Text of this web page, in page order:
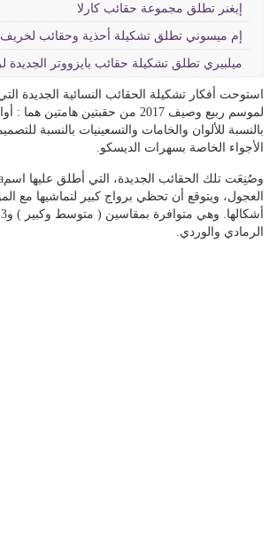
إيغنر تطلق مجموعة حقائب كارلا
إم ميسوني تطلق تشكيلة أحذية وحقائب لخريف
ميلبيري تطلق تشكيلة حقائب بايزووتر الجديدة لربيع
استوحت أفكار تشكيلة الحقائب النسائية الجديدة
لموسم ربيع وصيف 2017 من حقبتين هامتين
بالنسبة للألوان والخامات والتسعينيات بالنسبة
الأجواء الخاصة بسهرات الديسكو.
العجول، ويتوقع أن تحظي برواج كبير لتماشيها مع
الرمادي والوردي.